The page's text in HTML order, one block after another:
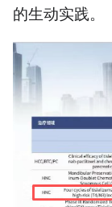
的生动实践。